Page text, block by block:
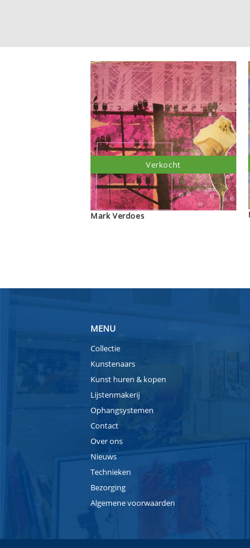
Mark Verdoes
Verkocht
MENU
Collectie
Kunstenaars
Kunst huren & kopen
Lijstenmakerij
Ophangsystemen
Contact
Over ons
Nieuws
Technieken
Bezorging
Algemene voorwaarden